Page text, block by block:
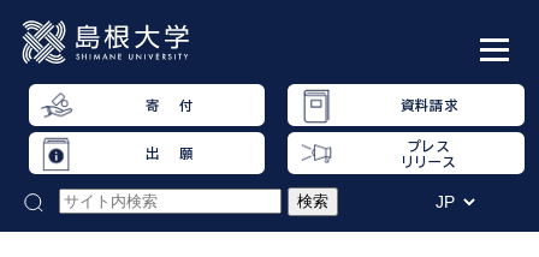
寄 付 資料請求
出 願
プレス
リリース